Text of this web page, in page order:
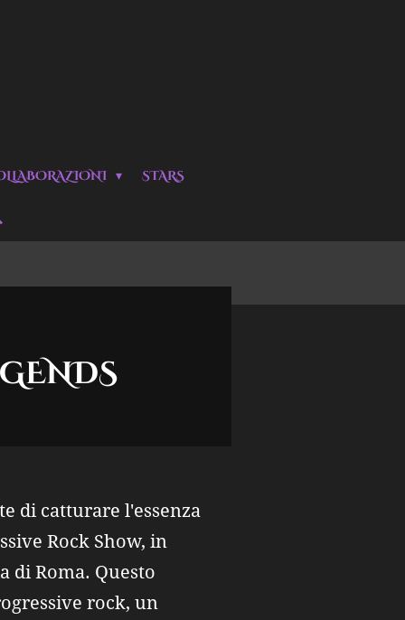
STARS
di catturare l'essenza
Rock Show, in
di Roma. Questo
rock, un